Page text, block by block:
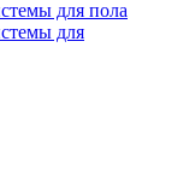
для пола
для